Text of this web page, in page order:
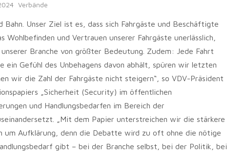
Verbände
Bahn. Unser Ziel ist es, dass sich Fahrgäste und Beschäftigte
und Vertrauen unserer Fahrgäste unerlässlich,
Branche von größter Bedeutung. Zudem: Jede Fahrt
Gefühl des Unbehagens davon abhält, spüren wir letzten
wir die Zahl der Fahrgäste nicht steigern“, so VDV-Präsident
„Sicherheit (Security) im öffentlichen
und Handlungsbedarfen im Bereich der
„Mit dem Papier unterstreichen wir die stärkere
um Aufklärung, denn die Debatte wird zu oft ohne die nötige
gibt – bei der Branche selbst, bei der Politik, bei